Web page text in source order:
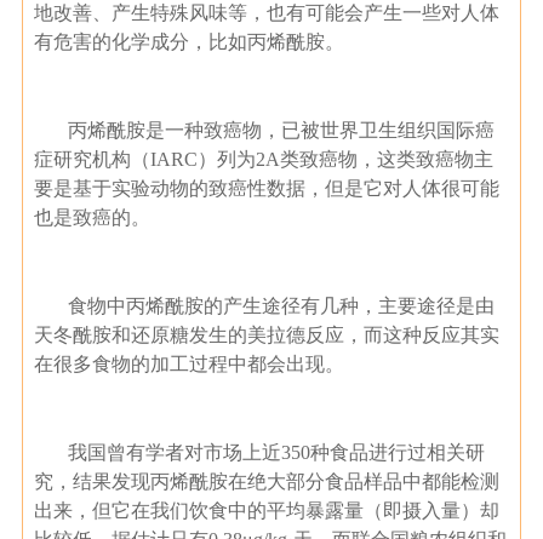
地改善、产生特殊风味等，也有可能会产生一些对人体
有危害的化学成分，比如丙烯酰胺。
丙烯酰胺是一种致癌物，已被世界卫生组织国际癌
症研究机构（IARC）列为2A类致癌物，这类致癌物主
要是基于实验动物的致癌性数据，但是它对人体很可能
也是致癌的。
食物中丙烯酰胺的产生途径有几种，主要途径是由
天冬酰胺和还原糖发生的美拉德反应，而这种反应其实
在很多食物的加工过程中都会出现。
我国曾有学者对市场上近350种食品进行过相关研
究，结果发现丙烯酰胺在绝大部分食品样品中都能检测
出来，但它在我们饮食中的平均暴露量（即摄入量）却